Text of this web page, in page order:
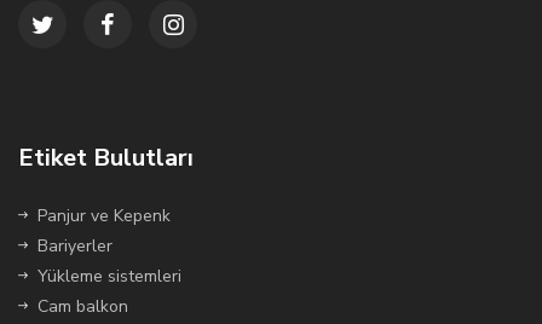
Etiket Bulutları
Panjur ve Kepenk
Bariyerler
Yükleme sistemleri
Cam balkon